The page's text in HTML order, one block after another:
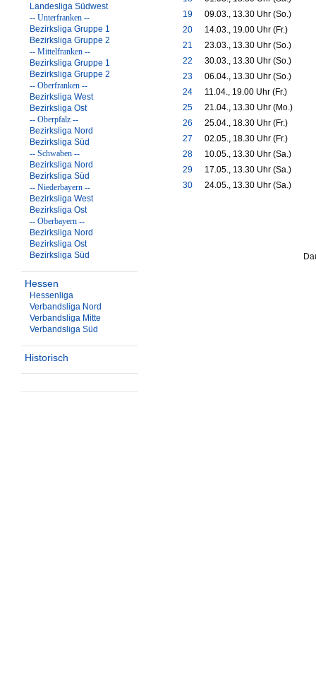
Landesliga Südwest
-- Unterfranken --
Bezirksliga Gruppe 1
Bezirksliga Gruppe 2
-- Mittelfranken --
Bezirksliga Gruppe 1
Bezirksliga Gruppe 2
-- Oberfranken --
Bezirksliga West
Bezirksliga Ost
-- Oberpfalz --
Bezirksliga Nord
Bezirksliga Süd
-- Schwaben --
Bezirksliga Nord
Bezirksliga Süd
-- Niederbayern --
Bezirksliga West
Bezirksliga Ost
-- Oberbayern --
Bezirksliga Nord
Bezirksliga Ost
Bezirksliga Süd
Hessen
Hessenliga
Verbandsliga Nord
Verbandsliga Mitte
Verbandsliga Süd
Historisch
19
09.03., 13.30 Uhr (So.)
20
14.03., 19.00 Uhr (Fr.)
21
23.03., 13.30 Uhr (So.)
22
30.03., 13.30 Uhr (So.)
23
06.04., 13.30 Uhr (So.)
24
11.04., 19.00 Uhr (Fr.)
25
21.04., 13.30 Uhr (Mo.)
26
25.04., 18.30 Uhr (Fr.)
27
02.05., 18.30 Uhr (Fr.)
28
10.05., 13.30 Uhr (Sa.)
29
17.05., 13.30 Uhr (Sa.)
30
24.05., 13.30 Uhr (Sa.)